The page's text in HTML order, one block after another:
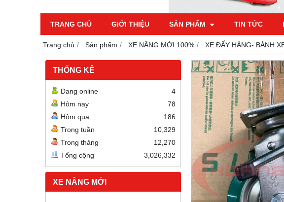
TRANG CHỦ GIỚI THIỆU SẢN PHẨM TIN TỨC
Trang chủ Sản phẩm XE NÂNG MỚI 100% XE ĐẨY HÀNG- BÁNH
THỐNG KÊ
Đang online
4
Hôm nay
78
Hôm qua
186
Trong tuần
10,329
Trong tháng
12,270
Tổng cộng
3,026,332
XE NÂNG MỚI